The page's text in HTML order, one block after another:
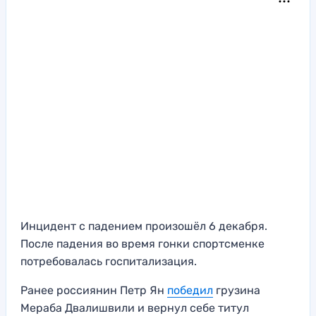
Инцидент с падением произошёл 6 декабря.
После падения во время гонки спортсменке
потребовалась госпитализация.
Ранее россиянин Петр Ян победил грузина
Мераба Двалишвили и вернул себе титул